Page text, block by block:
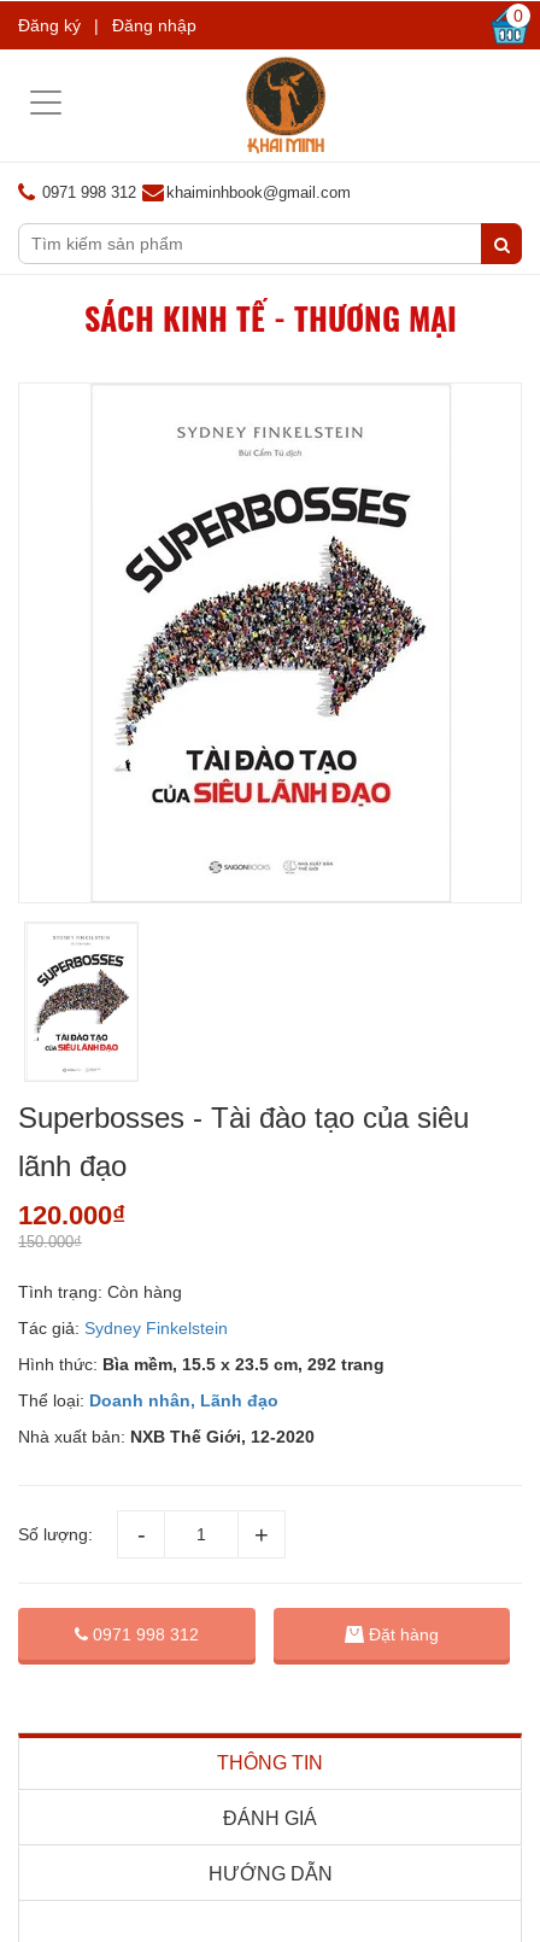
Đăng ký | Đăng nhập 0
Toggle
0971 998 312 khaiminhbook@gmail.com
SÁCH KINH TẾ - THƯƠNG MẠI
Superbosses - Tài đào tạo của siêu
lãnh đạo
120.000₫
150.000₫
Tình trạng: Còn hàng
Tác giả: Sydney Finkelstein
Hình thức: Bìa mềm, 15.5 x 23.5 cm, 292 trang
Thể loại: Doanh nhân, Lãnh đạo
Nhà xuất bản: NXB Thế Giới, 12-2020
Số lượng:
0971 998 312 Đặt hàng
THÔNG TIN
ĐÁNH GIÁ
HƯỚNG DẪN